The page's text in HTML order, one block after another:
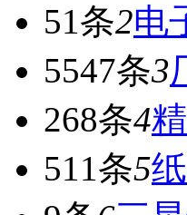
51条2电
5547条3
268条4
511条5纸